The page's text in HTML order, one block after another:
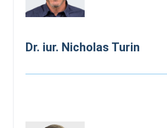
Dr. iur. Nicholas Turin